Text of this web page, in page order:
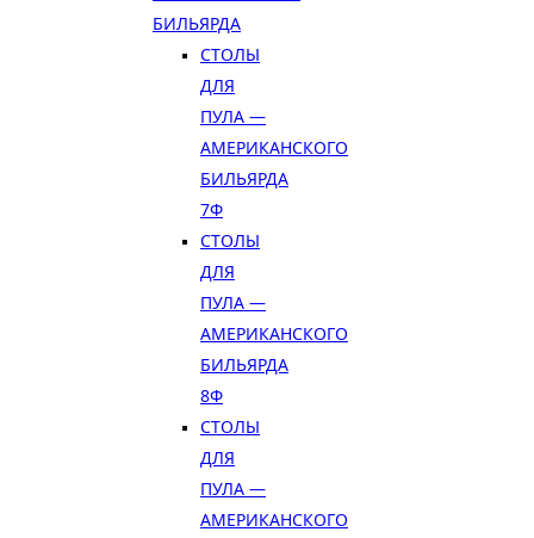
БИЛЬЯРДА
СТОЛЫ
ДЛЯ
ПУЛА —
АМЕРИКАНСКОГО
БИЛЬЯРДА
7Ф
СТОЛЫ
ДЛЯ
ПУЛА —
АМЕРИКАНСКОГО
БИЛЬЯРДА
8Ф
СТОЛЫ
ДЛЯ
ПУЛА —
АМЕРИКАНСКОГО